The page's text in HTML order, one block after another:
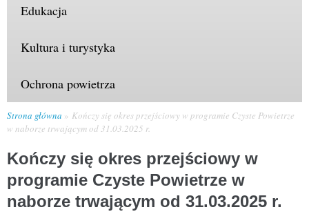
Edukacja
Kultura i turystyka
Ochrona powietrza
Strona główna
Kończy się okres przejściowy w programie Czyste Powietrze
w naborze trwającym od 31.03.2025 r.
Kończy się okres przejściowy w
programie Czyste Powietrze w
naborze trwającym od 31.03.2025 r.